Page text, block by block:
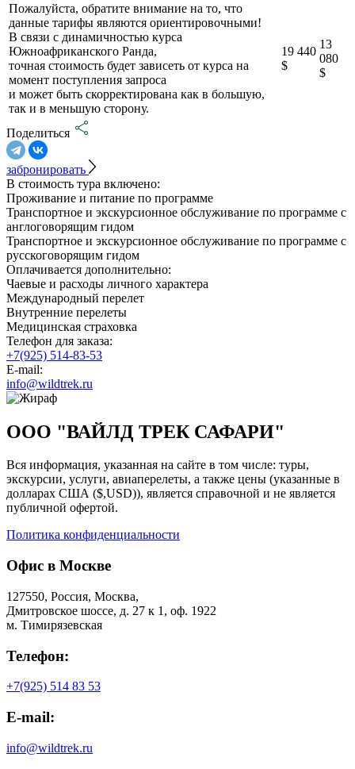
Пожалуйста, обратите внимание на то, что
данные тарифы являются ориентировочными!
В связи с динамичностью курса
Южноафриканского Ранда,
точная стоимость будет зависеть от курса на
момент поступления запроса
и может быть скорректирована как в большую,
так и в меньшую сторону.
19 440
$
13
080
$
Поделиться
забронировать
В стоимость тура включено:
Проживание и питание по программе
Транспортное и экскурсионное обслуживание по программе с
англоговорящим гидом
Транспортное и экскурсионное обслуживание по программе с
русскоговорящим гидом
Оплачивается дополнительно:
Чаевые и расходы личного характера
Международный перелет
Внутренние перелеты
Медицинская страховка
Телефон для заказа:
+7(925) 514-83-53
E-mail:
info@wildtrek.ru
ООО "ВАЙЛД ТРЕК САФАРИ"
Вся информация, указанная на сайте в том числе: туры,
экскурсии, услуги, авиаперелеты, а также цены (указанные в
долларах США ($,USD)), является справочной и не является
публичной офертой.
Политика конфиденциальности
Офис в Москве
127550, Россия, Москва,
Дмитровское шоссе, д. 27 к 1, оф. 1922
м. Тимирязевская
Телефон:
+7(925) 514 83 53
E-mail:
info@wildtrek.ru